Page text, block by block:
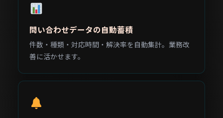
問い合わせデータの自動蓄積
件数・種類・対応時間・解決率を自動集計。業務改
善に活かせます。